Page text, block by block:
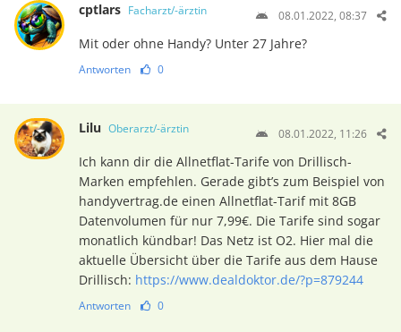
cptlars Facharzt/-ärztin 08.01.2022, 08:37
Mit oder ohne Handy? Unter 27 Jahre?
Antworten 0
Lilu Oberarzt/-ärztin 08.01.2022, 11:26
Ich kann dir die Allnetflat-Tarife von Drillisch-
Marken empfehlen. Gerade gibt’s zum Beispiel von
handyvertrag.de einen Allnetflat-Tarif mit 8GB
Datenvolumen für nur 7,99€. Die Tarife sind sogar
monatlich kündbar! Das Netz ist O2. Hier mal die
aktuelle Übersicht über die Tarife aus dem Hause
Drillisch: https://www.dealdoktor.de/?p=879244
Antworten 0